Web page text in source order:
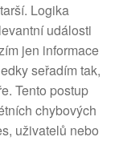
Logika
události
jen informace
seřadím tak,
Tento postup
chybových
uživatelů nebo